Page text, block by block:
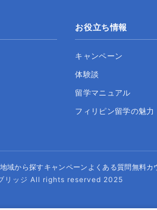
お役立ち情報
キャンペーン
体験談
留学マニュアル
フィリピン留学の魅力
地域から探すキャンペーン よくある質問無料カ
リッジ All rights reserved 2025